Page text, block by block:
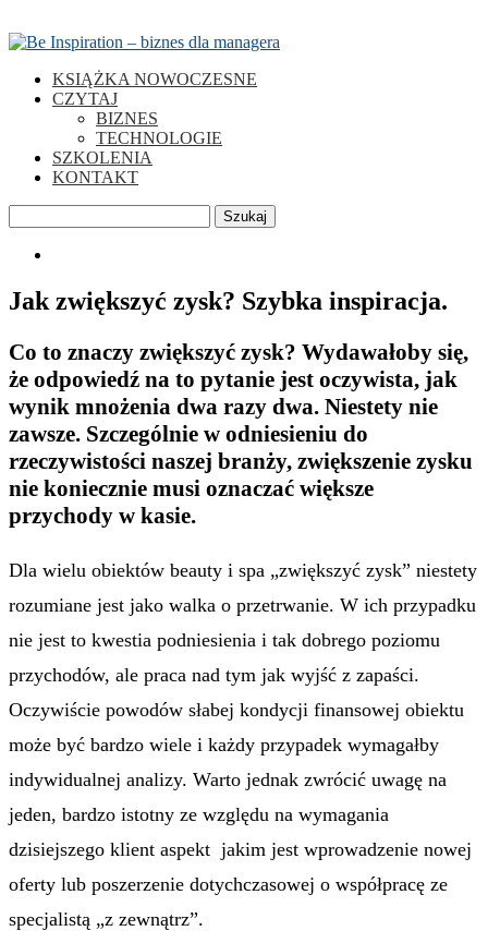
KSIĄŻKA NOWOCZESNE
CZYTAJ
BIZNES
TECHNOLOGIE
SZKOLENIA
KONTAKT
Szukaj
Jak zwiększyć zysk? Szybka inspiracja.
Co to znaczy zwiększyć zysk? Wydawałoby się,
że odpowiedź na to pytanie jest oczywista, jak
wynik mnożenia dwa razy dwa. Niestety nie
zawsze. Szczególnie w odniesieniu do
rzeczywistości naszej branży, zwiększenie zysku
nie koniecznie musi oznaczać większe
przychody w kasie.
Dla wielu obiektów beauty i spa „zwiększyć zysk” niestety
rozumiane jest jako walka o przetrwanie. W ich przypadku
nie jest to kwestia podniesienia i tak dobrego poziomu
przychodów, ale praca nad tym jak wyjść z zapaści.
Oczywiście powodów słabej kondycji finansowej obiektu
może być bardzo wiele i każdy przypadek wymagałby
indywidualnej analizy. Warto jednak zwrócić uwagę na
jeden, bardzo istotny ze względu na wymagania
dzisiejszego klient aspekt jakim jest wprowadzenie nowej
oferty lub poszerzenie dotychczasowej o współpracę ze
specjalistą „z zewnątrz”.